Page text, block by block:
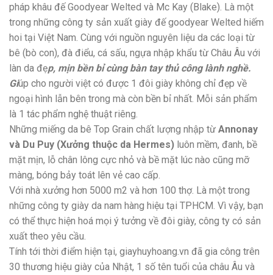
pháp khâu đế Goodyear Welted và Mc Kay (Blake). Là một
trong những công ty sản xuất giày đế goodyear Welted hiếm
hoi tại Việt Nam. Cùng với nguồn nguyên liệu da các loại từ
bê (bò con), đà điểu, cá sấu, ngựa nhập khẩu từ Châu Âu với
làn da đẹp, mịn bền bỉ cùng bàn tay thủ công lành nghề.
Giúp cho người việt có được 1 đôi giày không chỉ đẹp về
ngoại hình lẫn bên trong mà còn bền bỉ nhất. Mỗi sản phẩm
là 1 tác phẩm nghệ thuật riêng.
Những miếng da bê Top Grain chất lượng nhập từ Annonay
và Du Puy (Xưởng thuộc da Hermes) luôn mềm, đanh, bề
mặt mịn, lỗ chân lông cực nhỏ và bề mặt lúc nào cũng mỡ
màng, bóng bảy toát lên vẻ cao cấp.
Với nhà xưởng hơn 5000 m2 và hơn 100 thợ. Là một trong
những công ty giày da nam hàng hiệu tại TPHCM. Vì vậy, bạn
có thể thực hiện hoá mọi ý tưởng về đôi giày, công ty có sản
xuất theo yêu cầu.
Tính tới thời điểm hiện tại, giayhuyhoang.vn đã gia công trên
30 thương hiệu giày của Nhật, 1 số tên tuổi của châu Âu và